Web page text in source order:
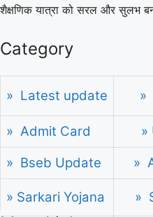
शैक्षणिक यात्रा को सरल और सुलभ
Category
» Latest update »
» Admit Card
»
» Bseb Update
»
» Sarkari Yojana »